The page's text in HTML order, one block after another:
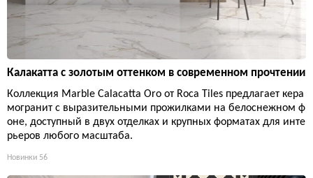
Калакатта с золотым оттенком в современном прочтении
Коллекция Marble Calacatta Oro от Roca Tiles предлагает кера
могранит с выразительными прожилками на белоснежном ф
оне, доступный в двух отделках и крупных форматах для инте
рьеров любого масштаба.
Новинки 56